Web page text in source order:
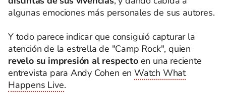
algunas emociones más personales de sus autores.
Y todo parece indicar que consiguió capturar la
atención de la estrella de "Camp Rock", quien
revelo su impresión al respectoen una reciente
entrevista para Andy Cohen enWatch What
Happens Live.